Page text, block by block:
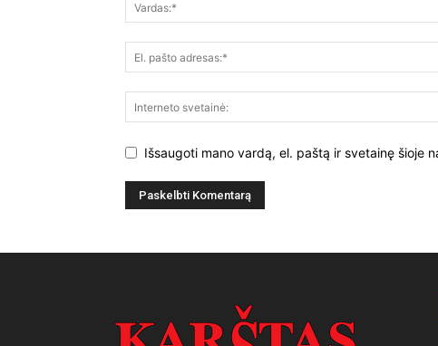
Išsaugoti mano vardą, el. paštą ir svetainę šioje